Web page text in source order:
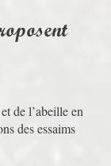
de l’abeille en
des essaims